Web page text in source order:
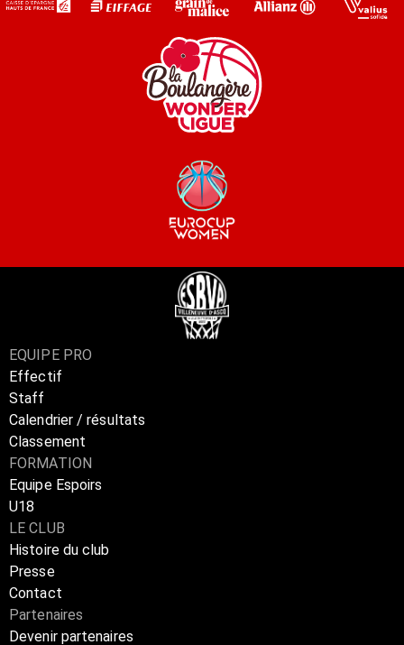
EQUIPE PRO
Effectif
Staff
Calendrier / résultats
Classement
FORMATION
Equipe Espoirs
U18
LE CLUB
Histoire du club
Presse
Contact
Partenaires
Devenir partenaires